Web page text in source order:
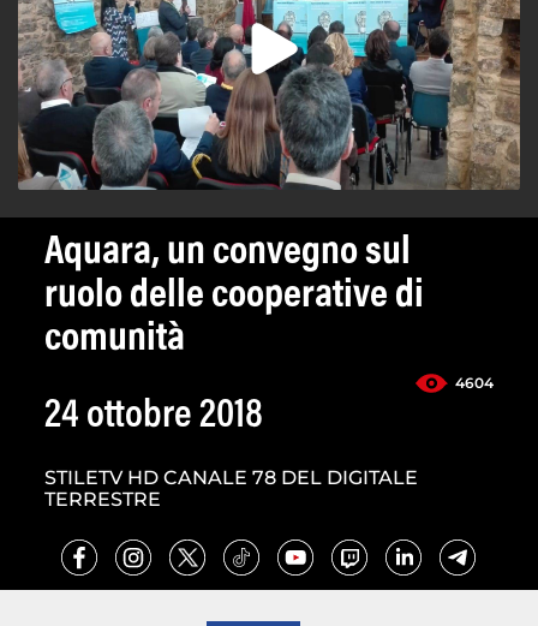
Aquara, un convegno sul
ruolo delle cooperative di
comunità
4604
24 ottobre 2018
STILETV HD CANALE 78 DEL DIGITALE
TERRESTRE